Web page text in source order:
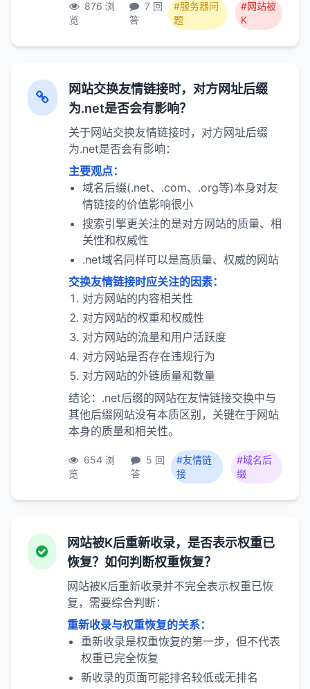
876 浏
览
7 回
答
#服务器问
题
#网站被
K
网站交换友情链接时，对方网址后缀
为.net是否会有影响？
关于网站交换友情链接时，对方网址后缀
为.net是否会有影响：
主要观点：
域名后缀(.net、.com、.org等)本身对友
情链接的价值影响很小
搜索引擎更关注的是对方网站的质量、相
关性和权威性
.net域名同样可以是高质量、权威的网站
交换友情链接时应关注的因素：
对方网站的内容相关性
对方网站的权重和权威性
对方网站的流量和用户活跃度
对方网站是否存在违规行为
对方网站的外链质量和数量
结论：.net后缀的网站在友情链接交换中与
其他后缀网站没有本质区别，关键在于网站
本身的质量和相关性。
654 浏
览
5 回
答
#友情链
接
#域名后
缀
网站被K后重新收录，是否表示权重已
恢复？如何判断权重恢复？
网站被K后重新收录并不完全表示权重已恢
复，需要综合判断：
重新收录与权重恢复的关系：
重新收录是权重恢复的第一步，但不代表
权重已完全恢复
新收录的页面可能排名较低或无排名